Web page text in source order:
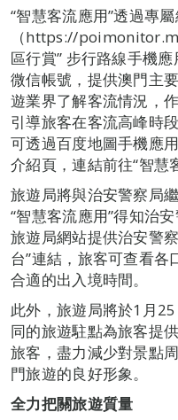
“智慧客流應用”透過專
（https://
區行賞” 步行路線手機
微信帳號，提供澳門主
遊業界了解客流情況，
引導旅客在客流高峰時
可透過百度地圖手機應
介紹頁，連結前往“智慧
旅遊局將與治安警察局
“智慧客流應用”得知治
旅遊局網站提供治安警
台”連結，旅客可查看
合適的出入境時間。
此外，旅遊局將於1月
同的旅遊駐點為旅客提
旅客，盡力減少對景點
門旅遊的良好形象。
全力把關旅遊質量